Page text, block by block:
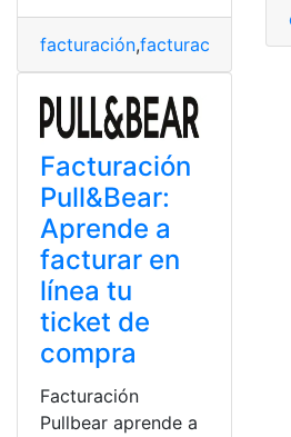
facturación,facturación
Facturación
Pull&Bear:
Aprende a
facturar en
línea tu
ticket de
compra
Facturación
Pullbear aprende a